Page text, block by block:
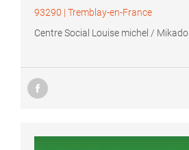
93290 | Tremblay-en-France
Centre Social Louise michel / Mikado